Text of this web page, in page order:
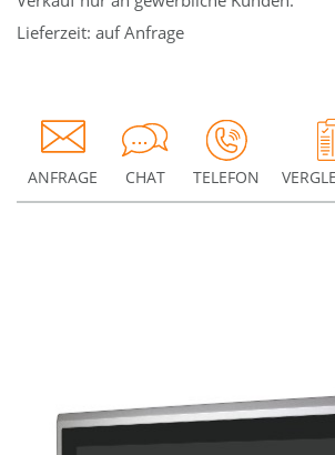
Lieferzeit: auf Anfrage
ANFRAGE CHAT TELEFON